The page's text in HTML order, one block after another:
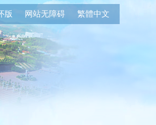
繁體中文
网站无障碍
版